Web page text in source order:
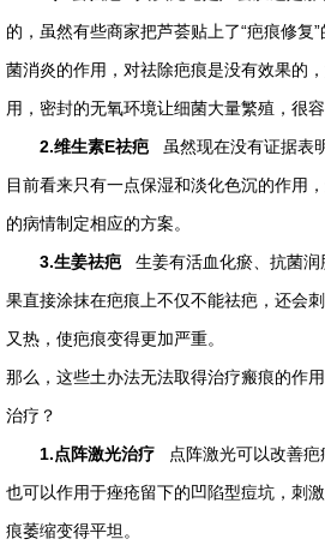
的，虽然有些商家把芦荟贴上了“疤痕修复
菌消炎的作用，对祛除疤痕是没有效果的
用，密封的无氧环境让细菌大量繁殖，很容
2.维生素E祛疤虽然现在没有证据表
目前看来只有一点保湿和淡化色沉的作用
的病情制定相应的方案。
3.生姜祛疤生姜有活血化瘀、抗菌润
果直接涂抹在疤痕上不仅不能祛疤，还会
又热，使疤痕变得更加严重。
那么，这些土办法无法取得治疗瘢痕的作
治疗？
1.点阵激光治疗
点阵激光可以改善疤
也可以作用于痤疮留下的凹陷型痘坑，刺
痕萎缩变得平坦。